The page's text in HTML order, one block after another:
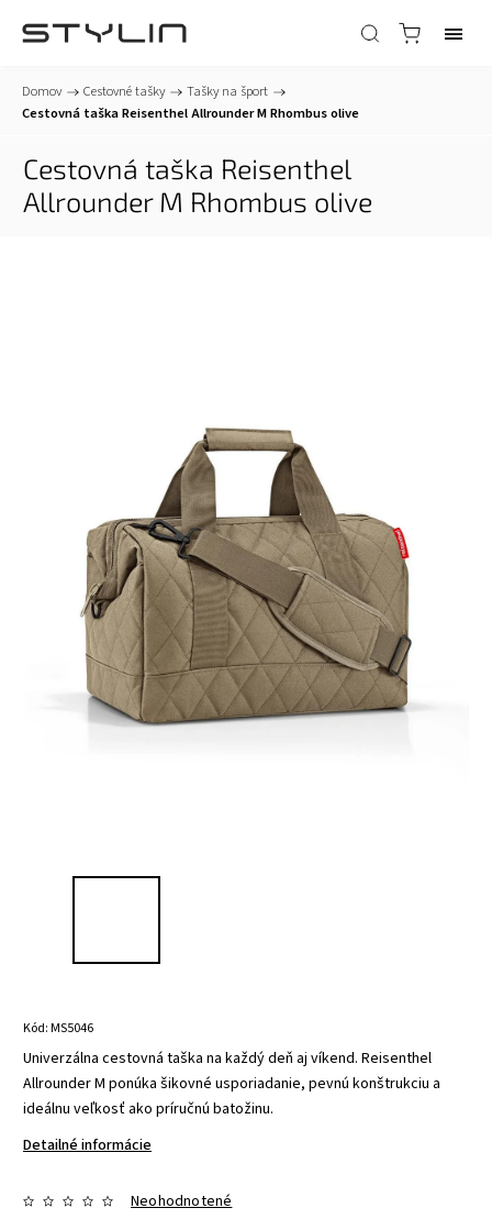
Domov / Cestovné tašky / Tašky na šport /
Cestovná taška Reisenthel Allrounder M Rhombus olive
Cestovná taška Reisenthel
Allrounder M Rhombus olive
Kód:MS5046
Univerzálna cestovná taška na každý deň aj víkend. Reisenthel
Allrounder M ponúka šikovné usporiadanie, pevnú konštrukciu a
ideálnu veľkosť ako príručnú batožinu.
Detailné informácie
Neohodnotené